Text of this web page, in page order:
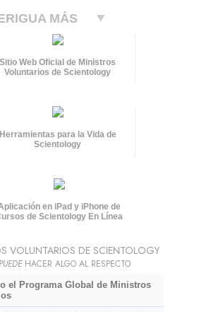
MÁS
Sitio Web Oficial de Ministros
Voluntarios de Scientology
Herramientas para la Vida de
Scientology
en iPad y iPhone de
de Scientology En Línea
VOLUNTARIOS DE SCIENTOLOGY
HACER ALGO AL RESPECTO
el Programa Global de Ministros